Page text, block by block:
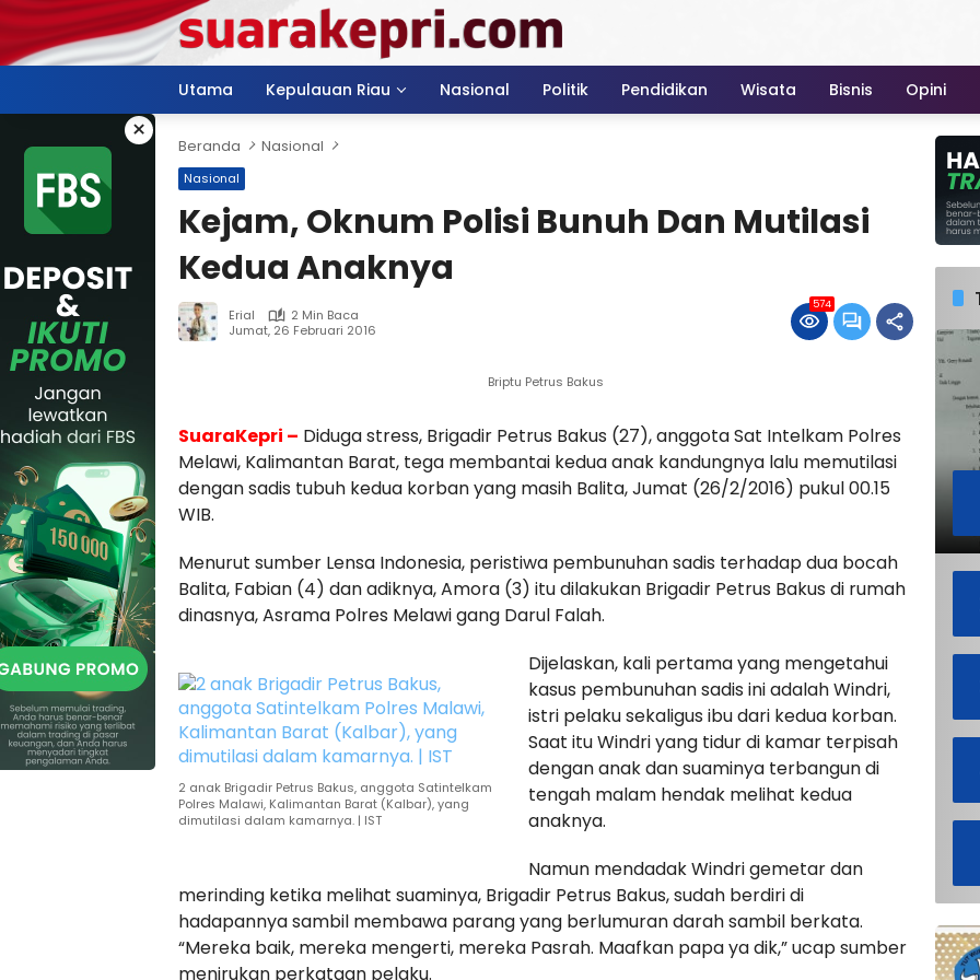
Langsung
konten
Utama
Kepulauan Riau Nasional Politik Pendidikan Wisata Bisnis Opini
× Beranda Nasional
Nasional
Kejam, Oknum Polisi Bunuh Dan Mutilasi
Kedua Anaknya
Erial
2 Min Baca
Jumat, 26 Februari 2016
574
Briptu Petrus Bakus
SuaraKepri – Diduga stress, Brigadir Petrus Bakus (27), anggota Sat Intelkam Polres
Melawi, Kalimantan Barat, tega membantai kedua anak kandungnya lalu memutilasi
dengan sadis tubuh kedua korban yang masih Balita, Jumat (26/2/2016) pukul 00.15
WIB.
Menurut sumber Lensa Indonesia, peristiwa pembunuhan sadis terhadap dua bocah
Balita, Fabian (4) dan adiknya, Amora (3) itu dilakukan Brigadir Petrus Bakus di rumah
dinasnya, Asrama Polres Melawi gang Darul Falah.
2 anak Brigadir Petrus Bakus, anggota Satintelkam
Polres Malawi, Kalimantan Barat (Kalbar), yang
dimutilasi dalam kamarnya. | IST
Dijelaskan, kali pertama yang mengetahui
kasus pembunuhan sadis ini adalah Windri,
istri pelaku sekaligus ibu dari kedua korban.
Saat itu Windri yang tidur di kamar terpisah
dengan anak dan suaminya terbangun di
tengah malam hendak melihat kedua
anaknya.
Namun mendadak Windri gemetar dan
merinding ketika melihat suaminya, Brigadir Petrus Bakus, sudah berdiri di
hadapannya sambil membawa parang yang berlumuran darah sambil berkata.
“Mereka baik, mereka mengerti, mereka Pasrah. Maafkan papa ya dik,” ucap sumber
menirukan perkataan pelaku.